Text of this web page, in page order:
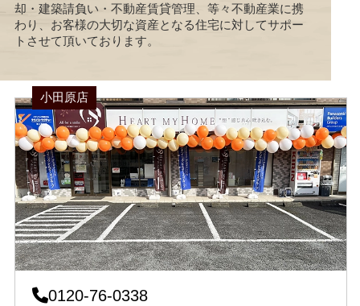
却・建築請負い・不動産賃貸管理、等々不動産業に携
わり、お客様の大切な資産となる住宅に対してサポー
トさせて頂いております。
小田原店
0120-76-0338